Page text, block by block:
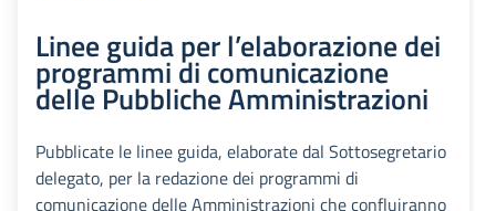
Linee guida per l’elaborazione dei
programmi di comunicazione
delle Pubbliche Amministrazioni
Pubblicate le linee guida, elaborate dal Sottosegretario
delegato, per la redazione dei programmi di
comunicazione delle Amministrazioni che confluiranno